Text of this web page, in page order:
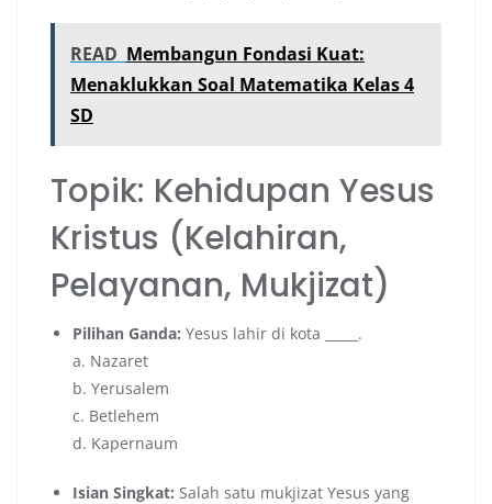
READ Membangun Fondasi Kuat:
Menaklukkan Soal Matematika Kelas 4
SD
Topik: Kehidupan Yesus
Kristus (Kelahiran,
Pelayanan, Mukjizat)
Pilihan Ganda: Yesus lahir di kota _____.
a. Nazaret
b. Yerusalem
c. Betlehem
d. Kapernaum
Isian Singkat: Salah satu mukjizat Yesus yang